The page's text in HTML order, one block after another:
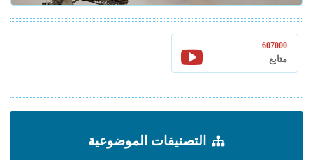
607000
متابع
التصنيفات الموضوعية